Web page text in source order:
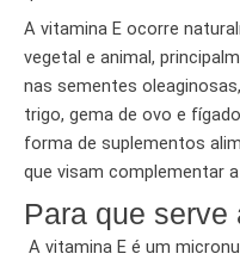
A vitamina E ocorre
vegetal e animal,
nas sementes
trigo, gema de ovo e
forma de suplementos
que visam complementar
Para que serve
A vitamina E é um